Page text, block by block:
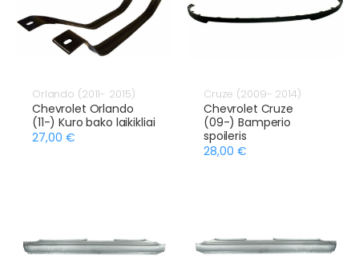
Orlando (2011- 2015)
Chevrolet Orlando
(11-) Kuro bako laikikliai
27,00 €
Cruze (2009- 2014)
Chevrolet Cruze
(09-) Bamperio
spoileris
28,00 €